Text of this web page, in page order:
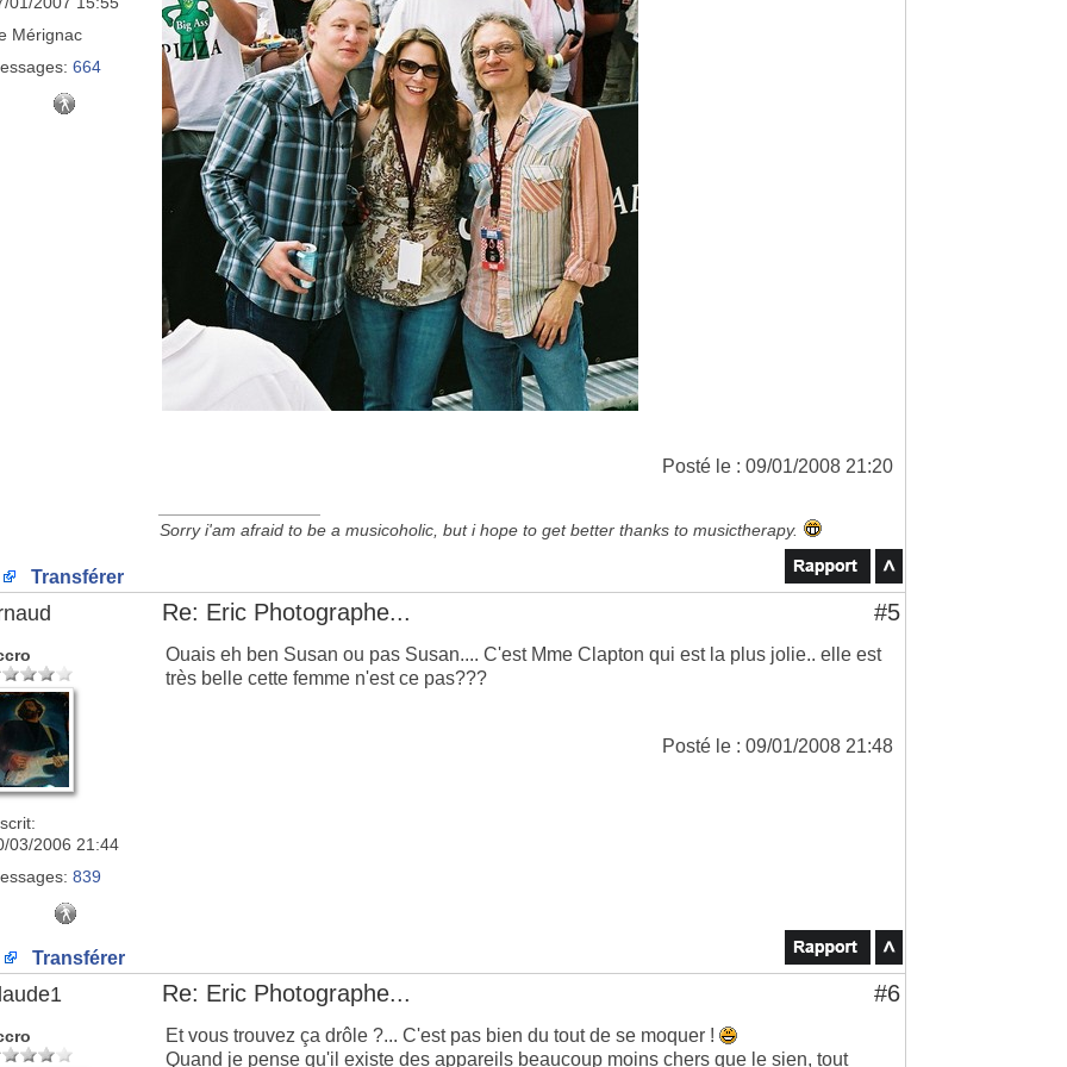
Mérignac
664
Posté le : 09/01/2008 21:20
Sorry i'am afraid to be a musicoholic, but i hope to get better thanks to musictherapy.
Transférer
Re: Eric Photographe... #5
03/2006 21:44
839
Ouais eh ben Susan ou pas Susan.... C'est Mme Clapton qui est la plus jolie.. elle est
très belle cette femme n'est ce pas???
Posté le : 09/01/2008 21:48
Transférer
Re: Eric Photographe... #6
Et vous trouvez ça drôle ?... C'est pas bien du tout de se moquer !
Quand je pense qu'il existe des appareils beaucoup moins chers que le sien, tout